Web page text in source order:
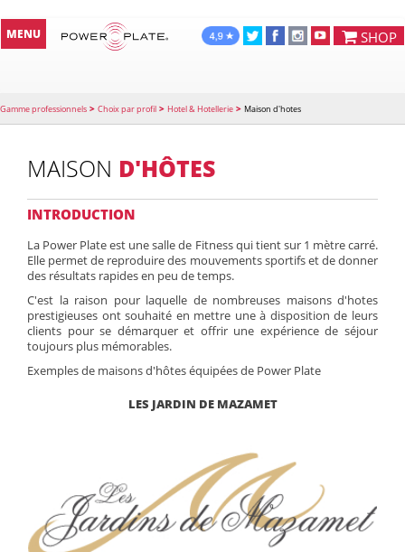
SHOP
MENU
Gamme professionnels > Choix par profil > Hotel & Hotellerie > Maison d'hotes
MAISON D'HÔTES
INTRODUCTION
La Power Plate est une salle de Fitness qui tient sur 1 mètre carré.
Elle permet de reproduire des mouvements sportifs et de donner
des résultats rapides en peu de temps.
C'est la raison pour laquelle de nombreuses maisons d'hotes
prestigieuses ont souhaité en mettre une à disposition de leurs
clients pour se démarquer et offrir une expérience de séjour
toujours plus mémorables.
Exemples de maisons d'hôtes équipées de Power Plate
LES JARDIN DE MAZAMET